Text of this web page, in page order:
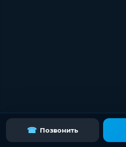
☎ Позвонить